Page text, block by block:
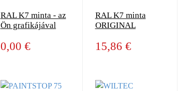
RAL K7 minta - az
Ön grafikájával
0,00 €
RAL K7 minta
ORIGINAL
15,86 €